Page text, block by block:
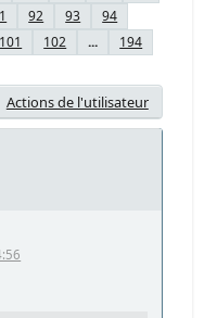
92 93
94
101 102 ... 194
Actions de l'utilisateur